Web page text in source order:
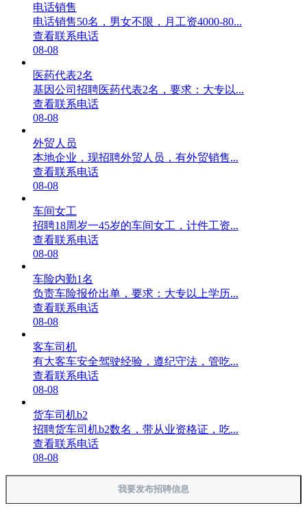
电话销售
电话销售50名，男女不限，月工资4000-80...
查看联系电话
08-08
医药代表2名
基因公司招聘医药代表2名，要求：大专以...
查看联系电话
08-08
外贸人员
本地企业，现招聘外贸人员，有外贸销售...
查看联系电话
08-08
车间女工
招聘18周岁一45岁的车间女工，计件工资...
查看联系电话
08-08
车险内勤1名
负责车险报价出单，要求：大专以上学历...
查看联系电话
08-08
客车司机
有大客车安全驾驶经验，遵纪守法，管吃...
查看联系电话
08-08
货车司机b2
招聘货车司机b2数名，带从业资格证，吃...
查看联系电话
08-08
我要发布招聘信息